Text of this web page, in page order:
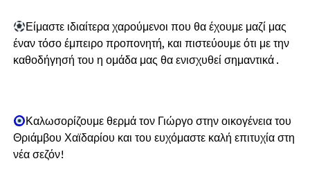
Είμαστε ιδιαίτερα χαρούμενοι που θα έχουμε μαζί μας
έναν τόσο έμπειρο προπονητή, και πιστεύουμε ότι με την
καθοδήγησή του η ομάδα μας θα ενισχυθεί σημαντικά .
Καλωσορίζουμε θερμά τον Γιώργο στην οικογένεια του
Θριάμβου Χαϊδαρίου και του ευχόμαστε καλή επιτυχία στη
νέα σεζόν!